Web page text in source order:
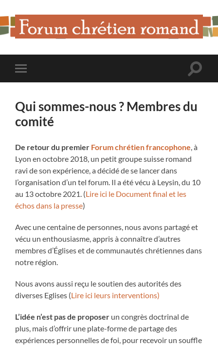
Forum
Romand
Toggle
mobile
Toggle
Qui sommes-nous ? Membres du
comité
De retour du premier Forum chrétien francophone , à
Lyon en octobre 2018, un petit groupe suisse romand
ravi de son expérience, a décidé de se lancer dans
l’organisation d’un tel forum. Il a été vécu à Leysin, du 10
au 13 octobre 2021. (Lire ici le Document final et les
échos dans la presse)
Avec une centaine de personnes, nous avons partagé et
vécu un enthousiasme, appris à connaître d’autres
membres d’Églises et de communautés chrétiennes dans
notre région.
Nous avons aussi reçu le soutien des autorités des
diverses Eglises (Lire ici leurs interventions)
L’idée n’est pas de proposer un congrès doctrinal de
plus, mais d’offrir une plate-forme de partage des
expériences personnelles de foi, pour recevoir un souffle